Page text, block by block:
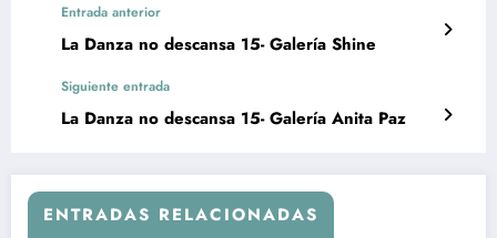
Entrada anterior
La Danza no descansa 15- Galería Shine
Siguiente entrada
La Danza no descansa 15- Galería Anita Paz
ENTRADAS RELACIONADAS